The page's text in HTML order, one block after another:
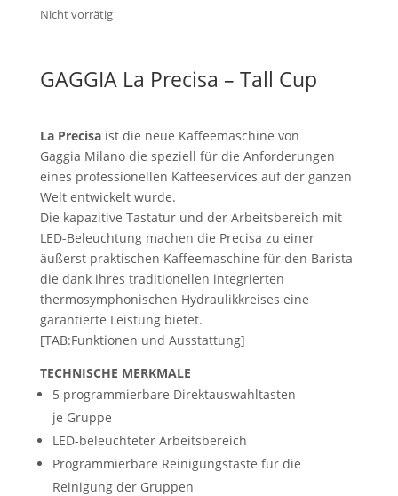
Nicht vorrätig
GAGGIA La Precisa – Tall Cup
La Precisaist die neue Kaffeemaschine von
Gaggia Milano die speziell für die Anforderungen
eines professionellen Kaffeeservices auf der ganzen
Welt entwickelt wurde.
Die kapazitive Tastatur und der Arbeitsbereich mit
LED-Beleuchtung machen die Precisa zu einer
äußerst praktischen Kaffeemaschine für den Barista
die dank ihres traditionellen integrierten
thermosymphonischen Hydraulikkreises eine
garantierte Leistung bietet.
[TAB:Funktionen und Ausstattung]
TECHNISCHE MERKMALE
5 programmierbare Direktauswahltasten
je Gruppe
​LED-beleuchteter Arbeitsbereich
Programmierbare Reinigungstaste für die
Reinigung der Gruppen